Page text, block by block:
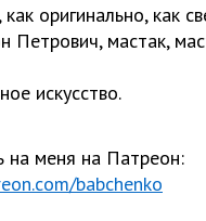
оригинально, как
Петрович, мастак,
искусство.
на меня на Патреон:
babchenko